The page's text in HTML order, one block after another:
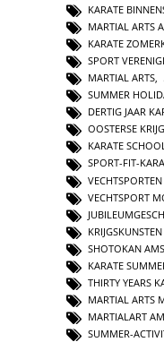
KARATE
MARTIAL ARTS
KARATE
SPORT
MARTIAL ARTS,
SUMMER
DERTIG JAAR
OOSTERSE
KARATE
SPORT-FIT-
VECHTSPORT
SHOTOKAN
KARATE
THIRTY YEARS
MARTIAL ARTS
MARTIALART
SUMMER-